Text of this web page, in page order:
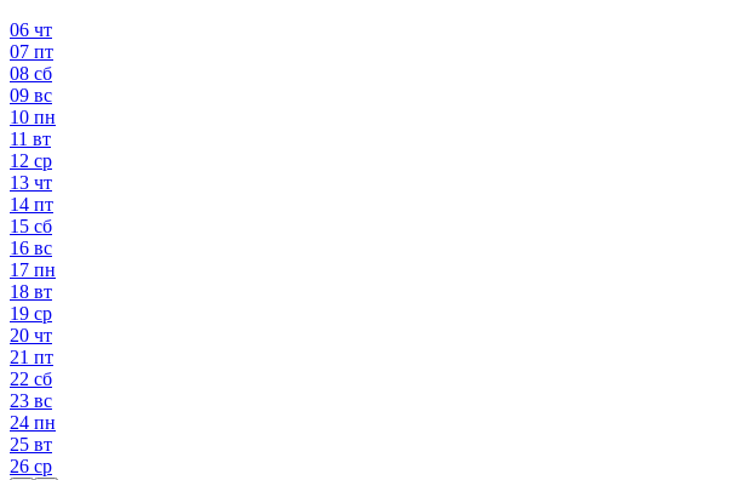
06 чт
07 пт
08 сб
09 вс
10 пн
11 вт
12 ср
13 чт
14 пт
15 сб
16 вс
17 пн
18 вт
19 ср
20 чт
21 пт
22 сб
23 вс
24 пн
25 вт
26 ср